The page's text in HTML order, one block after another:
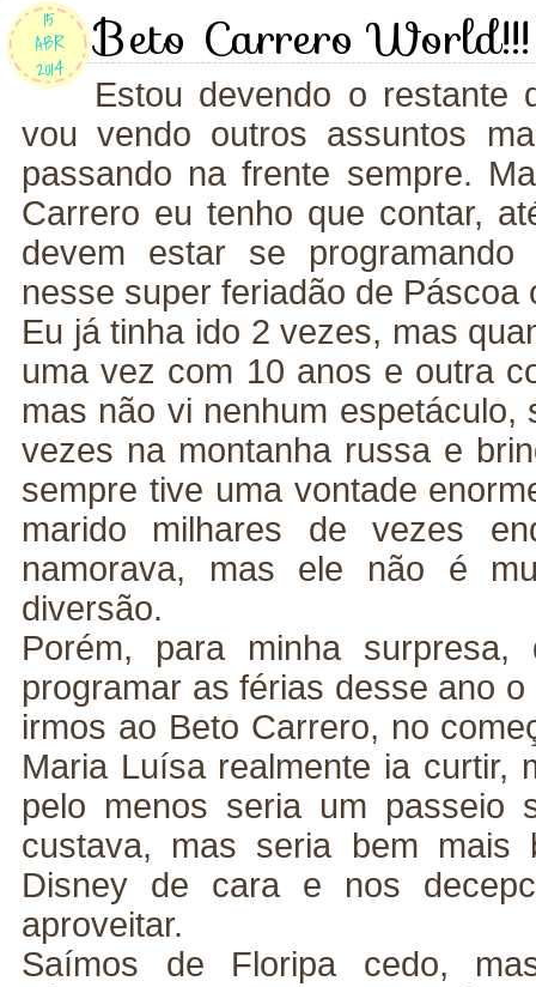
15
ABR
2014
Beto Carrero World!!!
Estou devendo o restante
vou vendo outros assuntos
passando na frente sempre.
Carrero eu tenho que contar,
devem estar se
nesse super feriadão de Páscoa
Eu já tinha ido 2 vezes, mas
uma vez com 10 anos e outra
mas não vi nenhum
vezes na montanha russa e
sempre tive uma vontade
marido milhares de vezes
namorava, mas ele não é
diversão.
Porém, para minha surpresa,
programar as férias desse ano
irmos ao Beto Carrero, no
Maria Luísa realmente ia curtir,
pelo menos seria um passeio
custava, mas seria bem mais
Disney de cara e nos
aproveitar.
Saímos de Floripa cedo,